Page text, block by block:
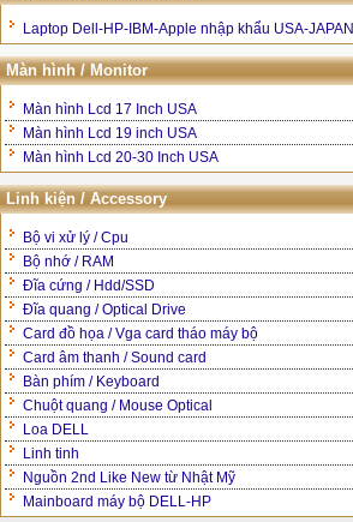
Laptop Dell-HP-IBM-Apple nhập khẩu USA-JAPAN
Màn hình / Monitor
Màn hình Lcd 17 Inch USA
Màn hình Lcd 19 inch USA
Màn hình Lcd 20-30 Inch USA
Linh kiện / Accessory
Bộ vi xử lý / Cpu
Bộ nhớ / RAM
Đĩa cứng / Hdd/SSD
Đĩa quang / Optical Drive
Card đồ họa / Vga card tháo máy bộ
Card âm thanh / Sound card
Bàn phím / Keyboard
Chuột quang / Mouse Optical
Loa DELL
Linh tinh
Nguồn 2nd Like New từ Nhật Mỹ
Mainboard máy bộ DELL-HP